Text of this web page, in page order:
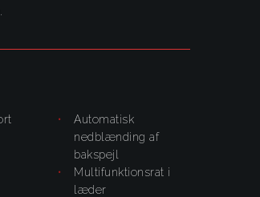
automatisk
nedblænding af
bakspejl
multifunktionsrat i
læder